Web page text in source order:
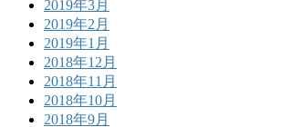
2019年3月
2019年2月
2019年1月
2018年12月
2018年11月
2018年10月
2018年9月